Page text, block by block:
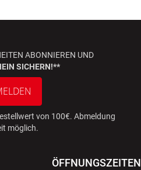
ABONNIEREN UND
SICHERN!**
von 100€. Abmeldung
möglich.
ÖFFNUNGSZEITEN